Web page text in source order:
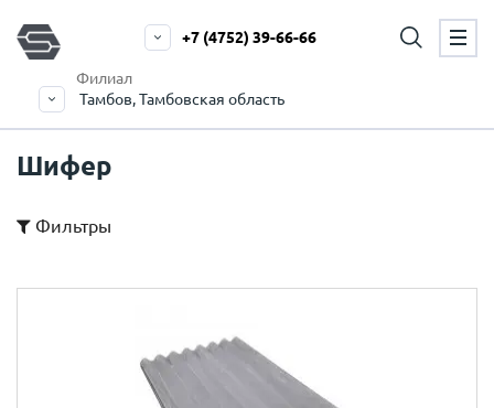
Филиал
Тамбов, Тамбовская область
+7 (4752) 39-66-66
Шифер
Фильтры